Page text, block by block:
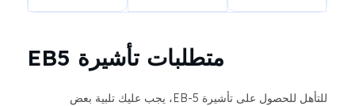
متطلبات تأشيرة EB5
للتأهل للحصول على تأشيرة EB-5، يجب عليك تلبية بعض